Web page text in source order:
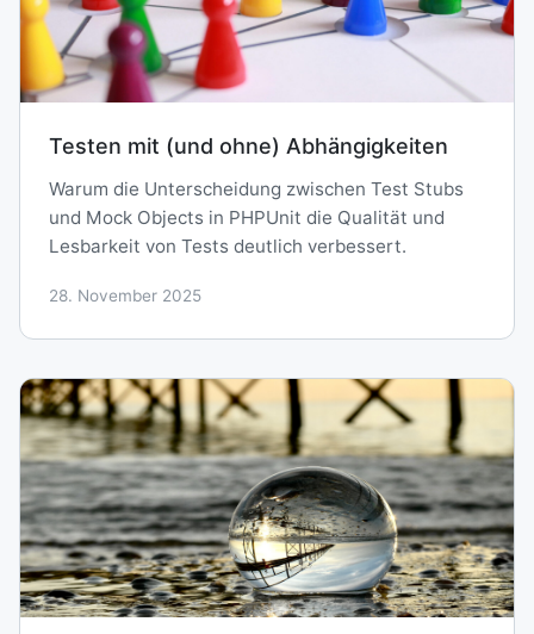
Testen mit (und ohne) Abhängigkeiten
Warum die Unterscheidung zwischen Test Stubs
und Mock Objects in PHPUnit die Qualität und
Lesbarkeit von Tests deutlich verbessert.
28. November 2025